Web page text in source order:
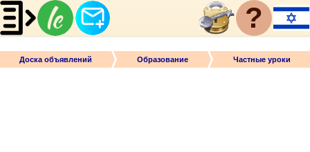
?
Доска объявлений Образование Частные уроки